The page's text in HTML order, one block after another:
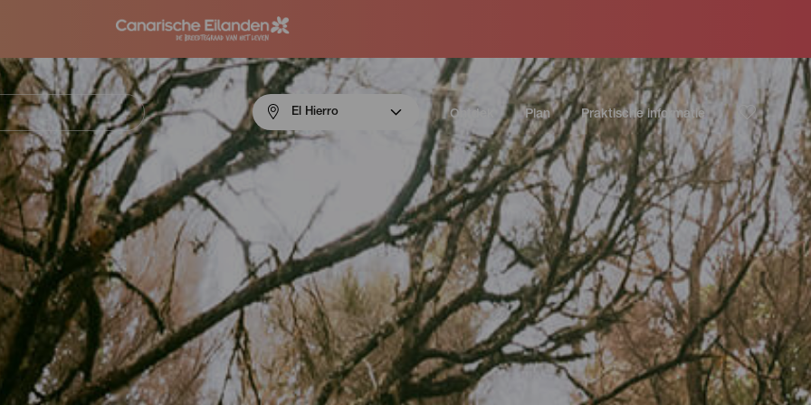
Menú
navigation
El Hierro Ontdek Plan Praktische informatie